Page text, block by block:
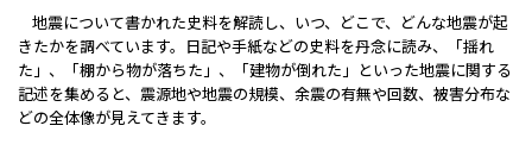
地震について書かれた史料を解読し、いつ、どこで、どんな地震が起
きたかを調べています。日記や手紙などの史料を丹念に読み、「揺れ
た」、「棚から物が落ちた」、「建物が倒れた」といった地震に関する
記述を集めると、震源地や地震の規模、余震の有無や回数、被害分布な
どの全体像が見えてきます。